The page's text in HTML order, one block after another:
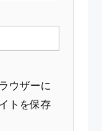
ウザーに
トを保存